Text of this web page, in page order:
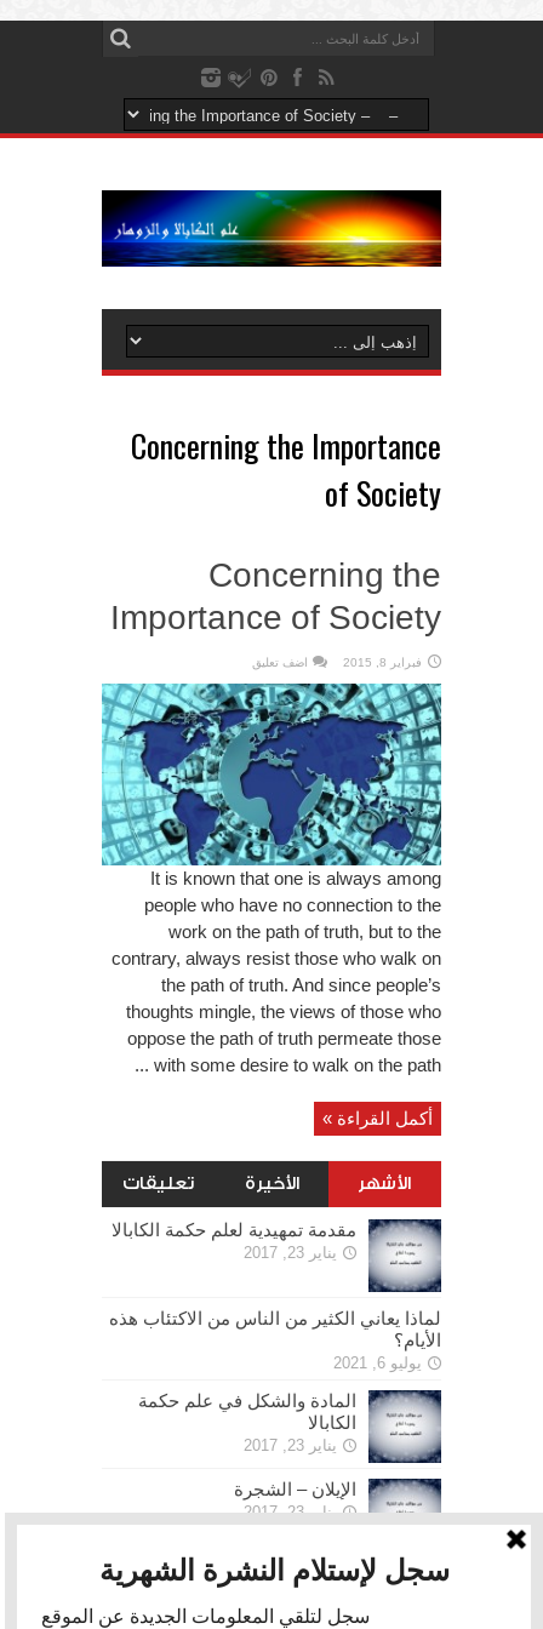
Concerning the Importance
of Society
Concerning the
Importance of Society
فبراير 8, 2015 اضف تعليق
It is known that one is always among
people who have no connection to the
work on the path of truth, but to the
contrary, always resist those who walk on
the path of truth. And since people’s
thoughts mingle, the views of those who
oppose the path of truth permeate those
with some desire to walk on the path ...
أكمل القراءة »
الأشهر الأخيرة تعليقات
مقدمة تمهيدية لعلم حكمة الكابالا
يناير 23, 2017
لماذا يعاني الكثير من الناس من الاكتئاب هذه
الأيام؟
يوليو 6, 2021
المادة والشكل في علم حكمة
الكابالا
يناير 23, 2017
الإيلان – الشجرة
يناير 23, 2017
الحرية